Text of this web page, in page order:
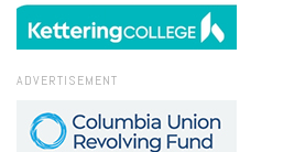
ADVERTISEMENT